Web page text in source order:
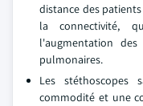
distance des
la connectivité,
l'augmentation
pulmonaires.
Les
commodité et une